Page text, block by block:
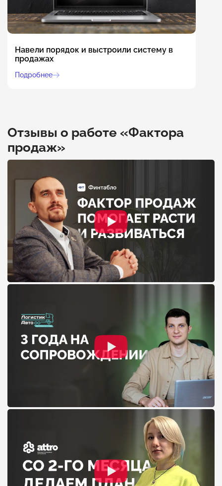
Навели порядок и выстроили систему в
продажах
Подробнее
Отзывы о работе «Фактора
продаж»